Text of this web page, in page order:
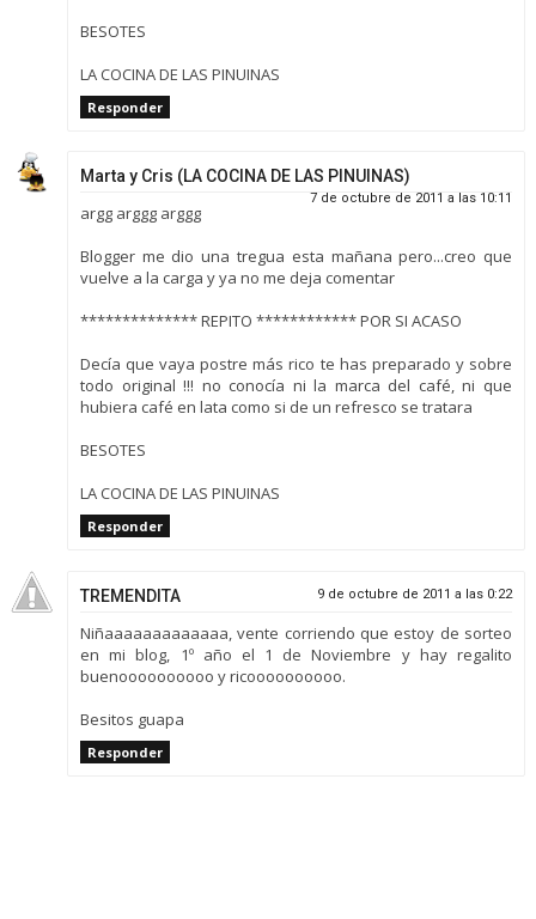
BESOTES
LA COCINA DE LAS PINUINAS
Responder
Marta y Cris (LA COCINA DE LAS PINUINAS)
7 de octubre de 2011 a las 10:11
argg arggg arggg
Blogger me dio una tregua esta mañana pero...creo que
vuelve a la carga y ya no me deja comentar
************** REPITO ************ POR SI ACASO
Decía que vaya postre más rico te has preparado y sobre
todo original !!! no conocía ni la marca del café, ni que
hubiera café en lata como si de un refresco se tratara
BESOTES
LA COCINA DE LAS PINUINAS
Responder
TREMENDITA 9 de octubre de 2011 a las 0:22
Niñaaaaaaaaaaaaa, vente corriendo que estoy de sorteo
en mi blog, 1º año el 1 de Noviembre y hay regalito
buenoooooooooo y ricoooooooooo.
Besitos guapa
Responder